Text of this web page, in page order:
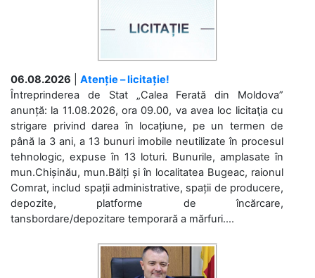
06.08.2026
Atenție – licitație!
Întreprinderea de Stat „Calea Ferată din Moldova”
anunță: la 11.08.2026, ora 09.00, va avea loc licitaţia cu
strigare privind darea în locațiune, pe un termen de
până la 3 ani, a 13 bunuri imobile neutilizate în procesul
tehnologic, expuse în 13 loturi. Bunurile, amplasate în
mun.Chișinău, mun.Bălți și în localitatea Bugeac, raionul
Comrat, includ spații administrative, spații de producere,
depozite, platforme de încărcare,
tansbordare/depozitare temporară a mărfuri....